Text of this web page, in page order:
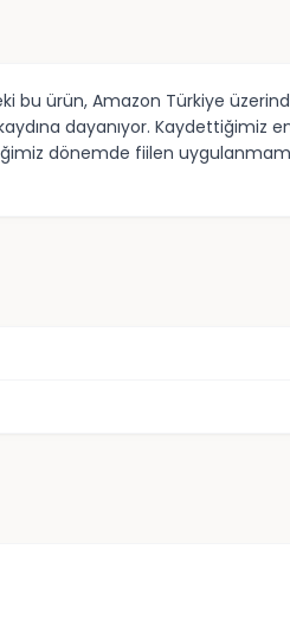
bu ürün, Amazon Türkiye
dayanıyor. Kaydettiğimiz
dönemde fiilen